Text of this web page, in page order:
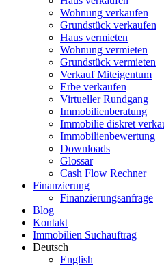
Wohnung verkaufen
Grundstück verkaufen
Haus vermieten
Wohnung vermieten
Grundstück vermieten
Verkauf Miteigentum
Erbe verkaufen
Virtueller Rundgang
Immobilienberatung
Immobilie diskret
Immobilienbewertung
Downloads
Glossar
Cash Flow Rechner
Finanzierung
Finanzierungsanfrage
Blog
Kontakt
Immobilien Suchauftrag
Deutsch
English